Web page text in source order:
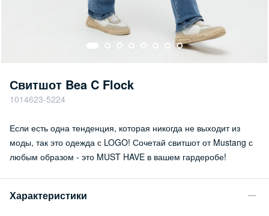
Свитшот Bea C Flock
1014623-5224
Если есть одна тенденция, которая никогда не выходит из
моды, так это одежда с LOGO! Сочетай свитшот от Mustang с
любым образом - это MUST HAVE в вашем гардеробе!
Характеристики